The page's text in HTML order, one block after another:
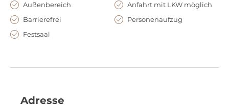
Außenbereich
Anfahrt mit LKW möglich
Barrierefrei
Personenaufzug
Festsaal
Adresse